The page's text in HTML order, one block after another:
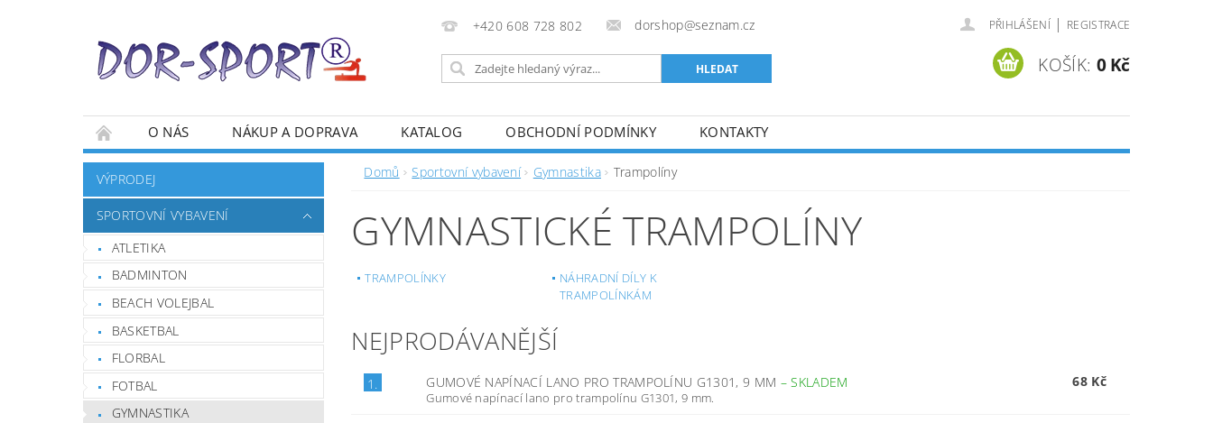
+420 608 728 802 dorshop@seznam.cz PŘIHLÁŠENÍ | REGISTRACE
KOŠÍK: 0 Kč
O NÁS NÁKUP A DOPRAVA KATALOG OBCHODNÍ PODMÍNKY KONTAKTY
VÝPRODEJ
SPORTOVNÍ VYBAVENÍ
ATLETIKA
BADMINTON
BEACH VOLEJBAL
BASKETBAL
FLORBAL
FOTBAL
GYMNASTIKA
Domů Sportovní vybavení Gymnastika Trampolíny
GYMNASTICKÉ TRAMPOLÍNY
TRAMPOLÍNKY
NÁHRADNÍ DÍLY K
TRAMPOLÍNKÁM
NEJPRODÁVANĚJŠÍ
1. GUMOVÉ NAPÍNACÍ LANO PRO TRAMPOLÍNU G1301, 9 MM –SKLADEM
Gumové napínací lano pro trampolínu G1301, 9 mm.
68 Kč